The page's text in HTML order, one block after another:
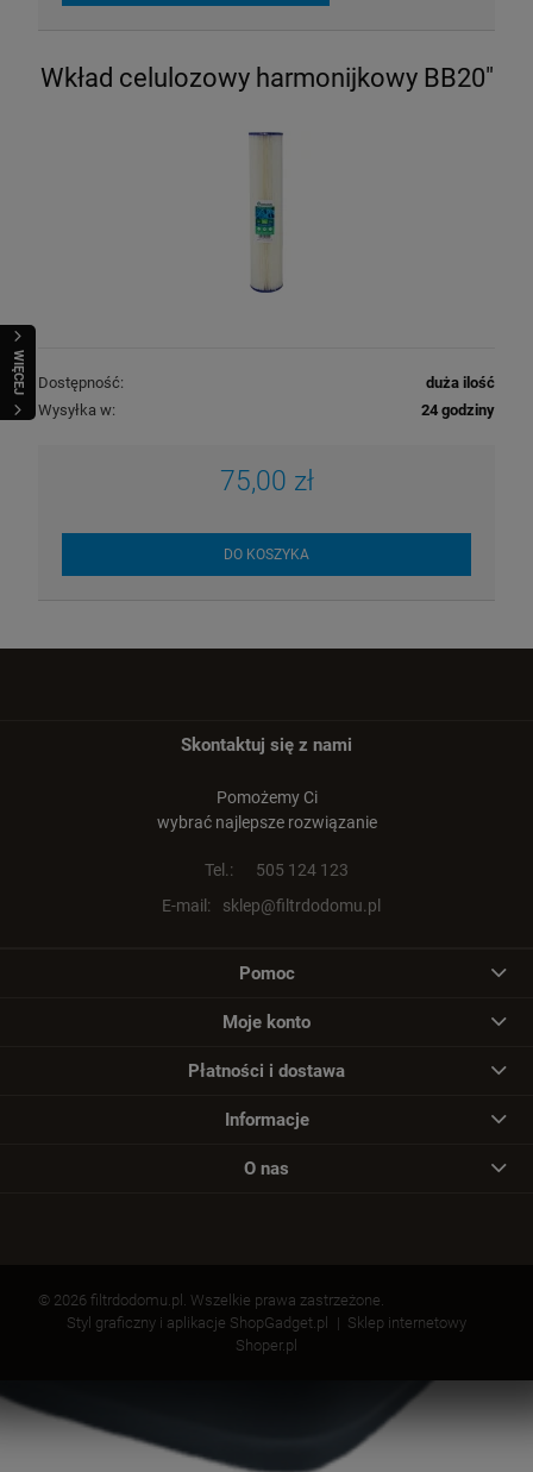
WIĘCEJ
Wkład celulozowy harmonijkowy BB20"
Dostępność:
duża ilość
Wysyłka w:
24 godziny
75,00 zł
DO KOSZYKA
Skontaktuj się z nami
Pomożemy Ci
wybrać najlepsze rozwiązanie
Tel.:
505 124 123
E-mail:
sklep@filtrdodomu.pl
Pomoc
Moje konto
Płatności i dostawa
Informacje
O nas
© 2026 filtrdodomu.pl. Wszelkie prawa zastrzeżone.
Styl graficzny i aplikacje ShopGadget.pl
Sklep internetowy
Shoper.pl